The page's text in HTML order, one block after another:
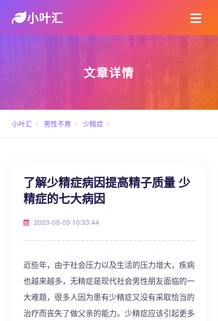
小叶汇
文章详情
小叶汇 / 男性不育 / 少精症 /
了解少精症病因提高精子质量 少
精症的七大病因
2023-08-09 10:33:44
近些年，由于社会压力以及生活的压力增大，疾病
也越来越多，无精症是现代社会男性朋友面临的一
大难题，很多人因为患有少精症又没有采取恰当的
治疗而丧失了做父亲的能力。少精症应该引起更多